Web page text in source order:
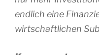
endlich eine
wirtschaftlichen